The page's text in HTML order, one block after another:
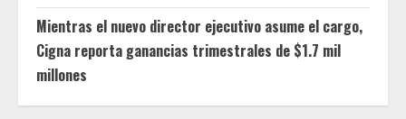
Mientras el nuevo director ejecutivo asume el cargo,
Cigna reporta ganancias trimestrales de $1.7 mil
millones